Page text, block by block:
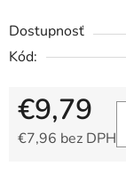
Dostupnosť
Kód:
€9,79
€7,96 bez DPH